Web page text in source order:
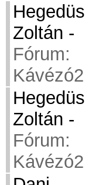
Hegedüs
Zoltán -
Fórum:
Kávézó2
Hegedüs
Zoltán -
Fórum:
Kávézó2